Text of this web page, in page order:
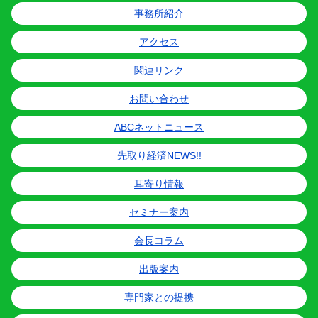
事務所紹介
アクセス
関連リンク
お問い合わせ
ABCネットニュース
先取り経済NEWS!!
耳寄り情報
セミナー案内
会長コラム
出版案内
専門家との提携